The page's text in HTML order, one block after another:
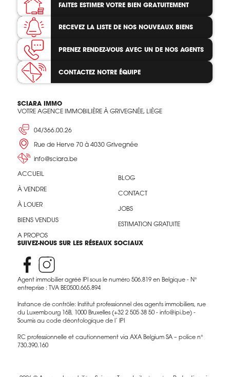
FAITES ESTIMER VOTRE BIEN GRATUITEMENT
RECEVEZ LA LISTE DE NOS NOUVEAUX BIENS
PRENEZ RENDEZ-VOUS AVEC UN DE NOS AGENTS
CONTACTEZ NOTRE ÉQUIPE
SCIARA IMMO
VOTRE AGENCE IMMOBILIÈRE À GRIVEGNÉE, LIÈGE
04/366.00.26
Rue de Herve 70 à 4030 Grivegnée
info@sciara.be
ACCUEIL
À VENDRE
À LOUER
BIENS VENDUS
A PROPOS
BLOG
CONTACT
JOBS
ESTIMATION GRATUITE
SUIVEZ-NOUS SUR LES RÉSEAUX SOCIAUX
Agent immobilier agréé IPI sous le numéro 506.819 en Belgique - N°
entreprise : TVA BE0500.665.894
Instance de contrôle: Institut professionnel des agents immobiliers, rue
du Luxembourg 16B, 1000 Bruxelles (+32 2 505 38 50 - info@ipi.be) -
Soumis au code déontologique de l’ IPI
RC professionnelle et cautionnement via AXA Belgium SA – police n°
730.390.160